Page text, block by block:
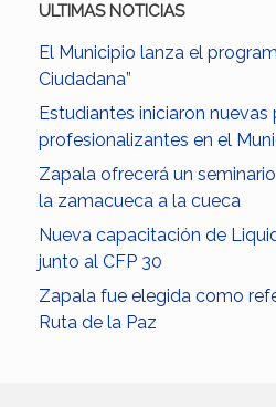
ULTIMAS NOTICIAS
El Municipio lanza el
Ciudadana”
Estudiantes iniciaron nuevas
profesionalizantes en el
Zapala ofrecerá un
la zamacueca a la cueca
Nueva capacitación de
junto al CFP 30
Zapala fue elegida como
Ruta de la Paz